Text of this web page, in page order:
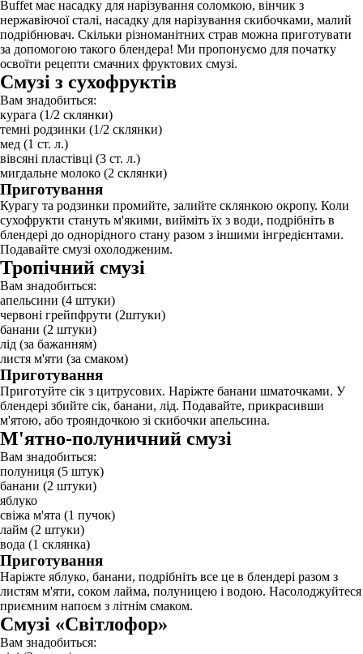
Buffet має насадку для нарізування соломкою, вінчик з
нержавіючої сталі, насадку для нарізування скибочками, малий
подрібнювач. Скільки різноманітних страв можна приготувати
за допомогою такого блендера! Ми пропонуємо для початку
освоїти рецепти смачних фруктових смузі.
Смузі з сухофруктів
Вам знадобиться:
курага (1/2 склянки)
темні родзинки (1/2 склянки)
мед (1 ст. л.)
вівсяні пластівці (3 ст. л.)
мигдальне молоко (2 склянки)
Приготування
Курагу та родзинки промийте, залийте склянкою окропу. Коли
сухофрукти стануть м'якими, вийміть їх з води, подрібніть в
блендері до однорідного стану разом з іншими інгредієнтами.
Подавайте смузі охолодженим.
Тропічний смузі
Вам знадобиться:
апельсини (4 штуки)
червоні грейпфрути (2штуки)
банани (2 штуки)
лід (за бажанням)
листя м'яти (за смаком)
Приготування
Приготуйте сік з цитрусових. Наріжте банани шматочками. У
блендері збийте сік, банани, лід. Подавайте, прикрасивши
м'ятою, або трояндочкою зі скибочки апельсина.
М'ятно-полуничний смузі
Вам знадобиться:
полуниця (5 штук)
банани (2 штуки)
яблуко
свіжа м'ята (1 пучок)
лайм (2 штуки)
вода (1 склянка)
Приготування
Наріжте яблуко, банани, подрібніть все це в блендері разом з
листям м'яти, соком лайма, полуницею і водою. Насолоджуйтеся
приємним напоєм з літнім смаком.
Смузі «Світлофор»
Вам знадобиться: